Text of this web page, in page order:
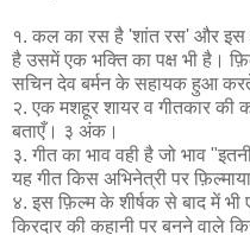
१. कल का रस है 'शांत रस' और इस
है उसमें एक भक्ति का पक्ष भी है।
सचिन देव बर्मन के सहायक हुआ
२. एक मशहूर शायर व गीतकार
बताएँ। ३ अंक।
३. गीत का भाव वही है जो भाव
यह गीत किस अभिनेत्री पर
४. इस फ़िल्म के शीर्षक से बाद में
किरदार की कहानी पर बनने वाले